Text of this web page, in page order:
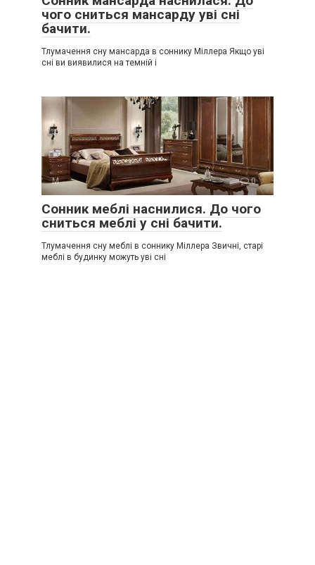
чого сниться мансарду уві сні
бачити.
Тлумачення сну мансарда в соннику Міллера Якщо уві
сні ви виявилися на темній і
М 0
Сонник меблі наснилися. До чого
сниться меблі у сні бачити.
Тлумачення сну меблі в соннику Міллера Звичні, старі
меблі в будинку можуть уві сні